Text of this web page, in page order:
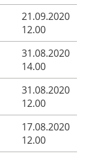
21.09.2020
12.00
31.08.2020
14.00
31.08.2020
12.00
17.08.2020
12.00